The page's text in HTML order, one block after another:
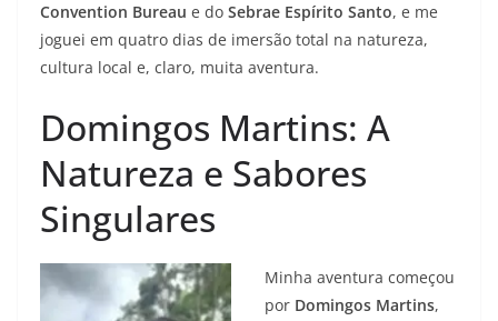
Convention Bureau e do Sebrae Espírito Santo, e me
joguei em quatro dias de imersão total na natureza,
cultura local e, claro, muita aventura.
Domingos Martins: A
Natureza e Sabores
Singulares
Minha aventura começou
por Domingos Martins,